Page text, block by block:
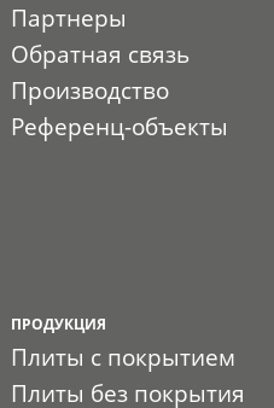
Партнеры
Обратная связь
Производство
Референц-объекты
ПРОДУКЦИЯ
Плиты с покрытием
Плиты без покрытия